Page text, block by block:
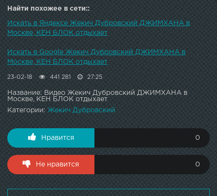
Найти похожее в сети::
Искать в Яндексе Жекич Дубровский ДЖИМХАНА в
Москве, КЕН БЛОК отдыхает
Искать в Google Жекич Дубровский ДЖИМХАНА в
Москве, КЕН БЛОК отдыхает
23-02-18 441 281 27:25
Название: Видео Жекич Дубровский ДЖИМХАНА в
Москве, КЕН БЛОК отдыхает
Категории:Жекич Дубровский
Нравится 0
Не нравится 0